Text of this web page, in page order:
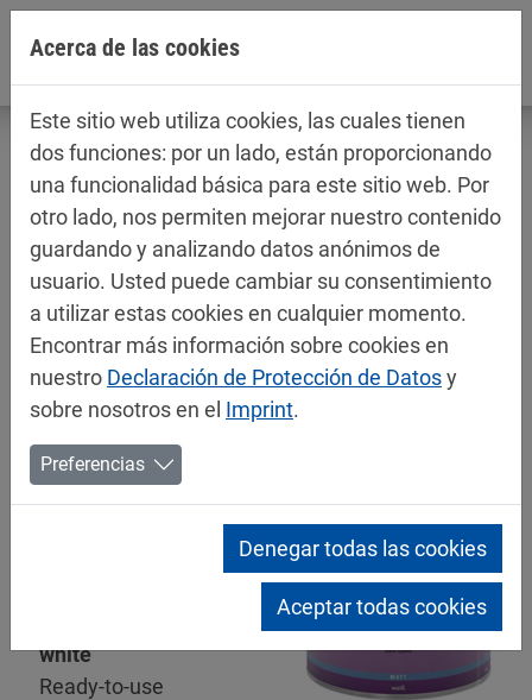
Jump directly to main navigation
Jump directly to content
Fichas técnicas / fichas de datos de
seguridad
Decorativos
white
Ready-to-use
Acerca de las cookies
Este sitio web utiliza cookies, las cuales tienen
dos funciones: por un lado, están proporcionando
una funcionalidad básica para este sitio web. Por
otro lado, nos permiten mejorar nuestro contenido
guardando y analizando datos anónimos de
usuario. Usted puede cambiar su consentimiento
a utilizar estas cookies en cualquier momento.
Encontrar más información sobre cookies en
nuestro Declaración de Protección de Datosy
sobre nosotros en el Imprint.
Preferencias
Denegar todas las cookies
Aceptar todas cookies